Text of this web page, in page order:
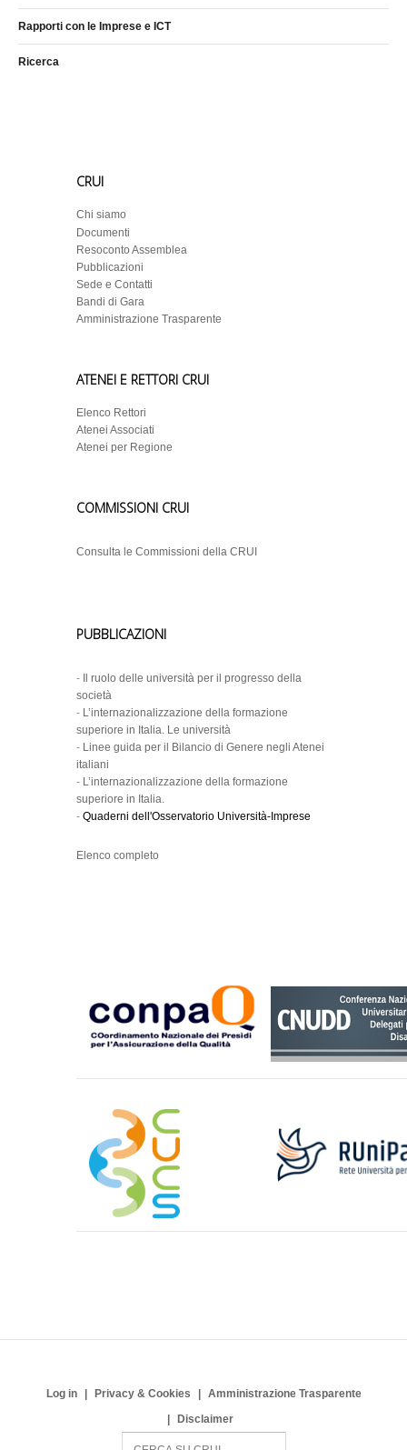
Rapporti con le Imprese e ICT
Ricerca
CRUI
Chi siamo
Documenti
Resoconto Assemblea
Pubblicazioni
Sede e Contatti
Bandi di Gara
Amministrazione Trasparente
ATENEI E RETTORI CRUI
Elenco Rettori
Atenei Associati
Atenei per Regione
COMMISSIONI CRUI
Consulta le Commissioni della CRUI
PUBBLICAZIONI
-
Il ruolo delle università per il progresso della
società
- L’internazionalizzazione della formazione
superiore in Italia. Le università
- Linee guida per il Bilancio di Genere negli Atenei
italiani
- L’internazionalizzazione della formazione
superiore in Italia.
- Quaderni dell'Osservatorio Università-Imprese
Elenco completo
Log in Privacy & Cookies
Amministrazione Trasparente
Disclaimer